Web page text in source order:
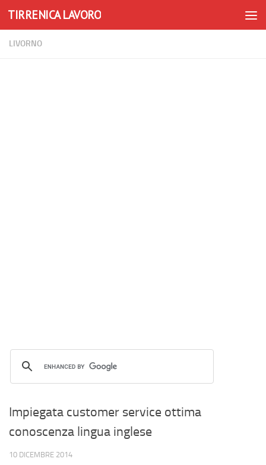
Skip to content
TIRRENICA LAVORO
LIVORNO
Impiegata customer service ottima
conoscenza lingua inglese
10 DICEMBRE 2014